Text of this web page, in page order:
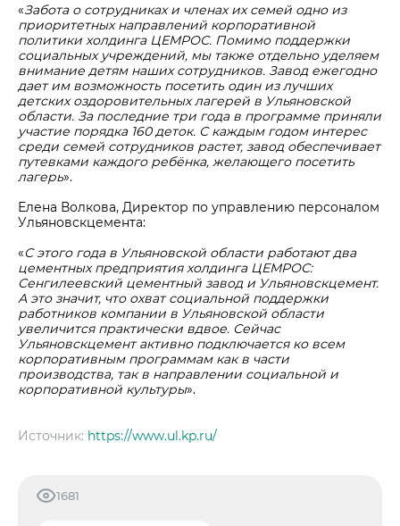
«Забота о сотрудниках и членах их семей одно из
приоритетных направлений корпоративной
политики холдинга ЦЕМРОС. Помимо поддержки
социальных учреждений, мы также отдельно уделяем
внимание детям наших сотрудников. Завод ежегодно
дает им возможность посетить один из лучших
детских оздоровительных лагерей в Ульяновской
области. За последние три года в программе приняли
участие порядка 160 деток. С каждым годом интерес
среди семей сотрудников растет, завод обеспечивает
путевками каждого ребёнка, желающего посетить
лагерь».
Елена Волкова, Директор по управлению персоналом
Ульяновскцемента:
«С этого года в Ульяновской области работают два
цементных предприятия холдинга ЦЕМРОС:
Сенгилеевский цементный завод и Ульяновскцемент.
А это значит, что охват социальной поддержки
работников компании в Ульяновской области
увеличится практически вдвое. Сейчас
Ульяновскцемент активно подключается ко всем
корпоративным программам как в части
производства, так в направлении социальной и
корпоративной культуры».
Источник: https://www.ul.kp.ru/
1681